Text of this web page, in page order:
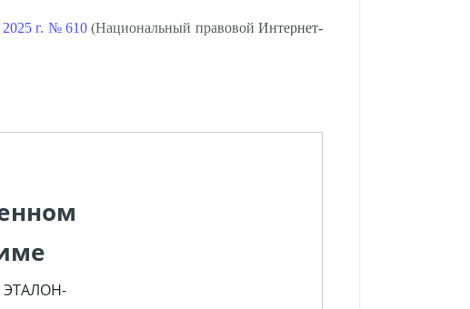
2025 г. № 610(Национальный правовой Интернет-
ЭТАЛОН-